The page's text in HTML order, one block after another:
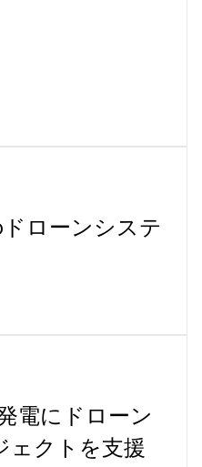
ドローンシステ
電にドローン
ェクトを支援